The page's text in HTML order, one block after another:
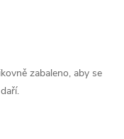
zabaleno, aby se